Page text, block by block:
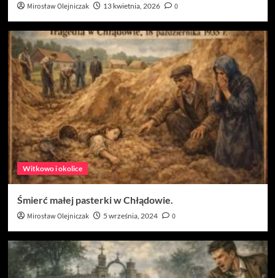
Mirosław Olejniczak 13 kwietnia, 2026 0
Witkowo i okolice
Śmierć małej pasterki w Chłądowie.
Mirosław Olejniczak 5 września, 2024 0